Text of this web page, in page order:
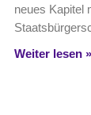
neues Kapitel
Weiter lesen »